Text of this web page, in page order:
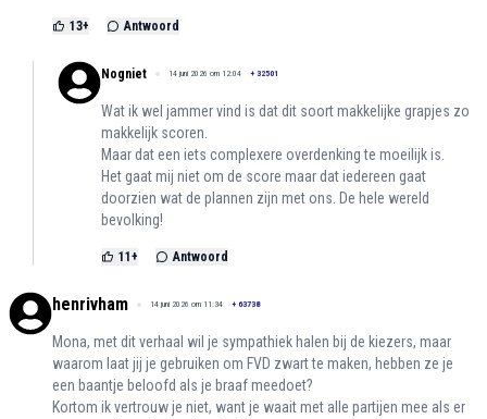
13+ Antwoord
Nogniet 14 juni 2026 om 12:04 + 32501
Wat ik wel jammer vind is dat dit soort makkelijke grapjes zo
makkelijk scoren.
Maar dat een iets complexere overdenking te moeilijk is.
Het gaat mij niet om de score maar dat iedereen gaat
doorzien wat de plannen zijn met ons. De hele wereld
bevolking!
11 + Antwoord
henrivham 14 juni 2026 om 11:34 + 63738
Mona, met dit verhaal wil je sympathiek halen bij de kiezers, maar
waarom laat jij je gebruiken om FVD zwart te maken, hebben ze je
een baantje beloofd als je braaf meedoet?
Kortom ik vertrouw je niet, want je waait met alle partijen mee als er